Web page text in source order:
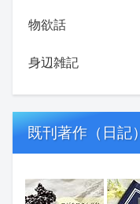
物欲話
身辺雑記
既刊著作（日記）